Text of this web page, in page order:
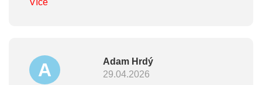
Více
A
Adam Hrdý
29.04.2026